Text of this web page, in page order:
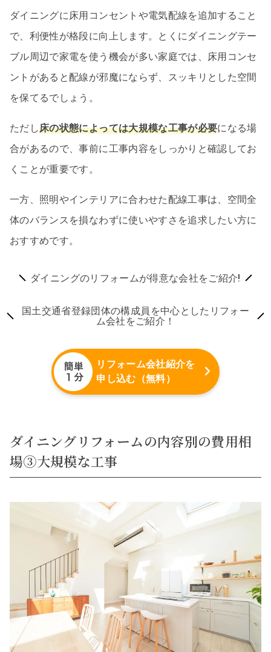
ダイニングに床用コンセントや電気配線を追加すること
で、利便性が格段に向上します。とくにダイニングテー
ブル周辺で家電を使う機会が多い家庭では、床用コンセ
ントがあると配線が邪魔にならず、スッキリとした空間
を保てるでしょう。
ただし床の状態によっては大規模な工事が必要になる場
合があるので、事前に工事内容をしっかりと確認してお
くことが重要です。
一方、照明やインテリアに合わせた配線工事は、空間全
体のバランスを損なわずに使いやすさを追求したい方に
おすすめです。
ダイニングのリフォームが得意な会社をご紹介!
国土交通省登録団体の構成員を中心としたリフォー
ム会社をご紹介！
リフォーム会社紹介を
申し込む（無料）
ダイニングリフォームの内容別の費用相
場③大規模な工事